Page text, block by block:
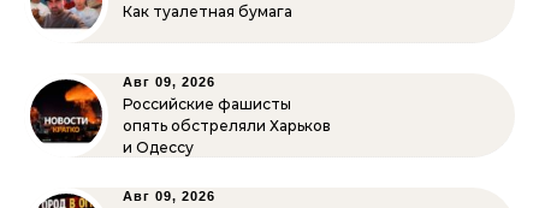
Как туалетная бумага
Авг 09, 2026
Российские фашисты
опять обстреляли Харьков
и Одессу
Авг 09, 2026